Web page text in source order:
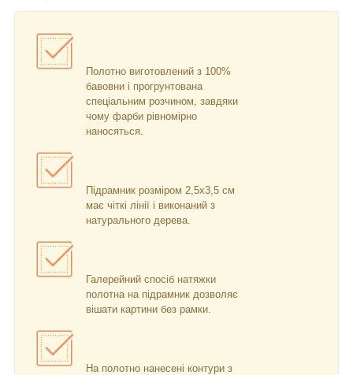
Полотно виготовлений з 100%
бавовни і прогрунтована
спеціальним розчином, завдяки
чому фарби рівномірно
наносяться.
Підрамник розміром 2,5х3,5 см
має чіткі лінії і виконаний з
натурального дерева.
Галерейний спосіб натяжки
полотна на підрамник дозволяє
вішати картини без рамки.
На полотно нанесені контури з